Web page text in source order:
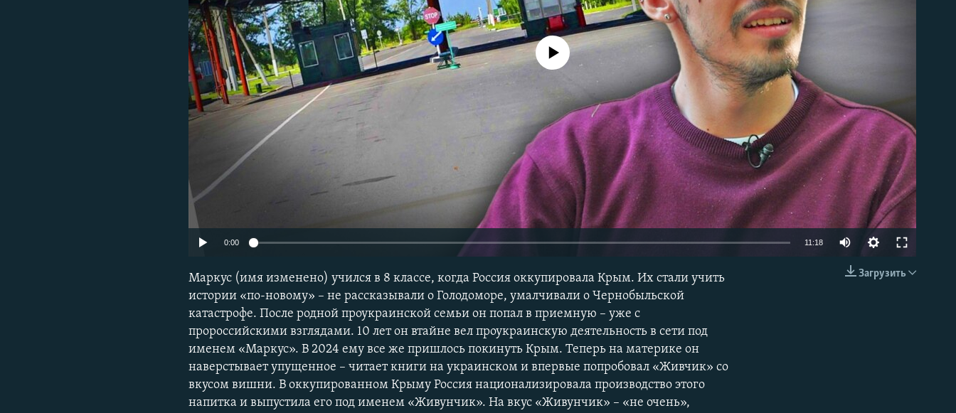
EMBED
No media source currently available
0:00 11:18
240p
Загрузить
Маркус (имя изменено) учился в 8 классе, когда Россия оккупировала Крым. Их стали учить
истории «по-новому» – не рассказывали о Голодоморе, умалчивали о Чернобыльской
катастрофе. После родной проукраинской семьи он попал в приемную – уже с
пророссийскими взглядами. 10 лет он втайне вел проукраинскую деятельность в сети под
именем «Маркус». В 2024 ему все же пришлось покинуть Крым. Теперь на материке он
наверстывает упущенное – читает книги на украинском и впервые попробовал «Живчик» со
вкусом вишни. В оккупированном Крыму Россия национализировала производство этого
напитка и выпустила его под именем «Живунчик». На вкус «Живунчик» – «не очень»,